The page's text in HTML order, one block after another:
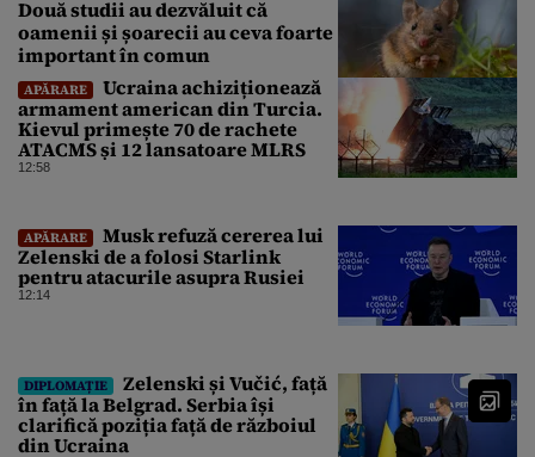
Două studii au dezvăluit că
oamenii și șoarecii au ceva foarte
important în comun
APĂRARE
Ucraina achiziționează
armament american din Turcia.
Kievul primește 70 de rachete
ATACMS și 12 lansatoare MLRS
12:58
APĂRARE
Musk refuză cererea lui
Zelenski de a folosi Starlink
pentru atacurile asupra Rusiei
12:14
DIPLOMAȚIE
Zelenski și Vučić, față
în față la Belgrad. Serbia își
clarifică poziția față de războiul
din Ucraina